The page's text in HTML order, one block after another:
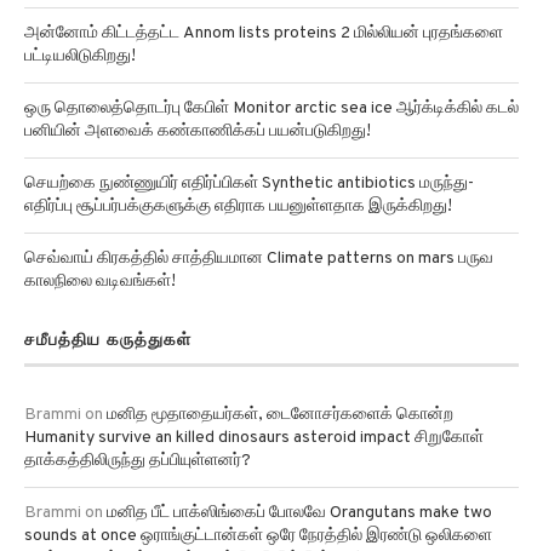
அன்னோம் கிட்டத்தட்ட Annom lists proteins 2 மில்லியன் புரதங்களை
பட்டியலிடுகிறது!
ஒரு தொலைத்தொடர்பு கேபிள் Monitor arctic sea ice ஆர்க்டிக்கில் கடல்
பனியின் அளவைக் கண்காணிக்கப் பயன்படுகிறது!
செயற்கை நுண்ணுயிர் எதிர்ப்பிகள் Synthetic antibiotics மருந்து-
எதிர்ப்பு சூப்பர்பக்குகளுக்கு எதிராக பயனுள்ளதாக இருக்கிறது!
செவ்வாய் கிரகத்தில் சாத்தியமான Climate patterns on mars பருவ
காலநிலை வடிவங்கள்!
Humanity survive an killed dinosaurs asteroid impact சிறுகோள்
தாக்கத்திலிருந்து தப்பியுள்ளனர்?
Brammionமனித பீட் பாக்ஸிங்கைப் போலவே Orangutans make two
sounds at once ஒராங்குட்டான்கள் ஒரே நேரத்தில் இரண்டு ஒலிகளை
எழுப்ப முடியும் என்று ஆய்வுகள் தெரிவிக்கின்றன!